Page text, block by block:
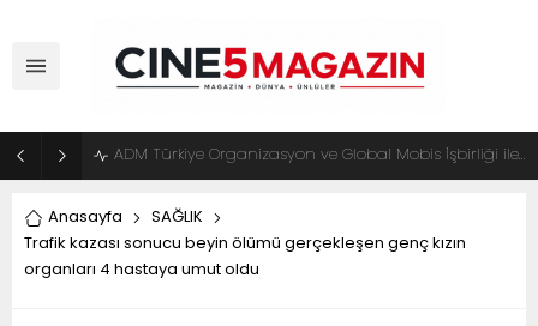
ADM Türkiye Organizasyon ve Global Mobis İşbirliği ile Halka Açık Motosiklet Festivali
Anasayfa
SAĞLIK
Trafik kazası sonucu beyin ölümü gerçekleşen genç kızın
organları 4 hastaya umut oldu